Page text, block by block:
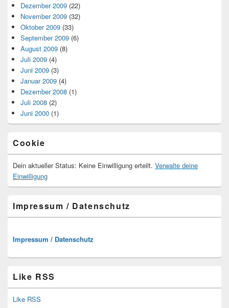
Dezember 2009 (22)
November 2009 (32)
Oktober 2009 (33)
September 2009 (6)
August 2009 (8)
Juli 2009 (4)
Juni 2009 (3)
Januar 2009 (4)
Dezember 2008 (1)
Juli 2008 (2)
Juni 2000 (1)
Cookie
Dein aktueller Status: Keine Einwilligung erteilt. Verwalte deine
Einwilligung
Impressum / Datenschutz
Impressum / Datenschutz
Like RSS
Like RSS